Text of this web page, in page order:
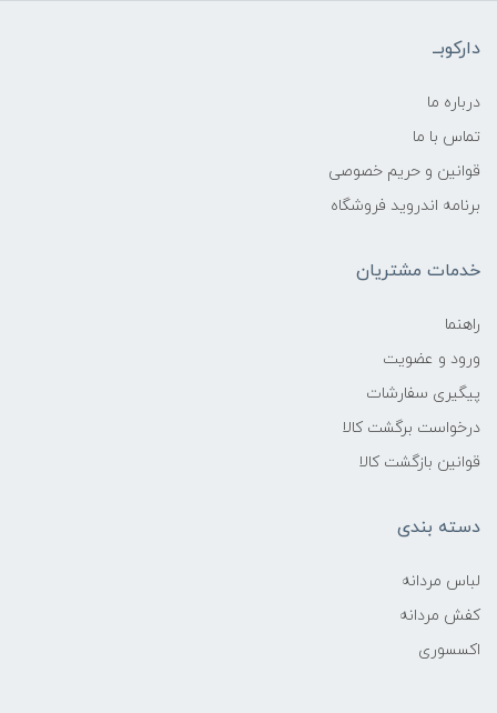
دارکوبــ
درباره ما
تماس با ما
قوانین و حریم خصوصی
برنامه اندروید فروشگاه
خدمات مشتریان
راهنما
ورود و عضویت
پیگیری سفارشات
درخواست برگشت کالا
قوانین بازگشت کالا
دسته بندی
لباس مردانه
کفش مردانه
اکسسوری